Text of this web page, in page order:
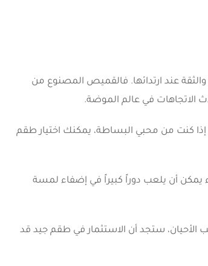
عند ارتدائها. فالقميص المصنوع من
الاتجاهات في عالم الموضة.
إذا كنت من محبي البساطة، يمكنك اختيار طقم
يمكن أن يلعب دوراً كبيراً في إضفاء لمسة
الأحيان، ستجد أن الاستثمار في طقم جيد قد